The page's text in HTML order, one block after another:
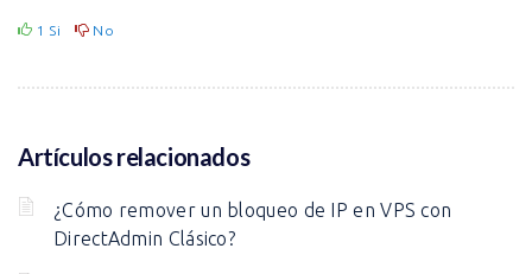
1 Si No
Artículos relacionados
¿Cómo remover un bloqueo de IP en VPS con
DirectAdmin Clásico?